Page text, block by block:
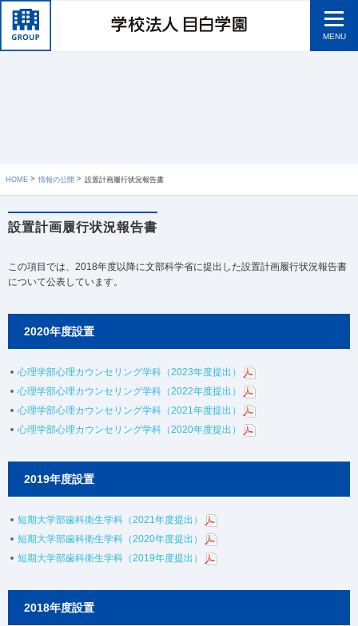
MENU
HOME 情報の公開 設置計画履行状況報告書
設置計画履行状況報告書
この項目では、2018年度以降に文部科学省に提出した設置計画履行状況報告書
について公表しています。
2020年度設置
心理学部心理カウンセリング学科（2023年度提出）
心理学部心理カウンセリング学科（2022年度提出）
心理学部心理カウンセリング学科（2021年度提出）
心理学部心理カウンセリング学科（2020年度提出）
2019年度設置
短期大学部歯科衛生学科（2021年度提出）
短期大学部歯科衛生学科（2020年度提出）
短期大学部歯科衛生学科（2019年度提出）
2018年度設置